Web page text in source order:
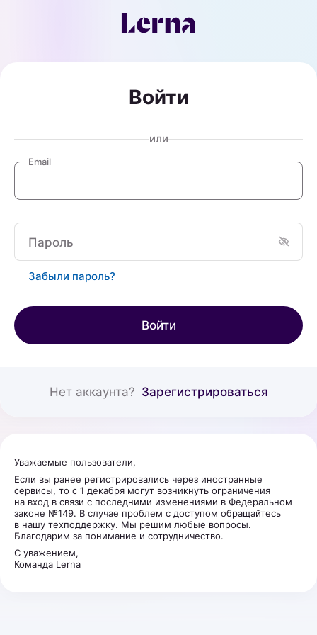
Войти
или
Email
Пароль
Забыли пароль?
Войти
Нет аккаунта? Зарегистрироваться
Уважаемые пользователи,
Если вы ранее регистрировались через иностранные
сервисы, то с 1 декабря могут возникнуть ограничения
на вход в связи с последними изменениями в Федеральном
законе №149. В случае проблем с доступом обращайтесь
в нашу техподдержку. Мы решим любые вопросы.
Благодарим за понимание и сотрудничество.
С уважением,
Команда Lerna